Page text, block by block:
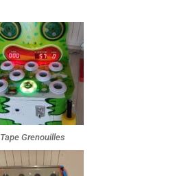
Tape Grenouilles